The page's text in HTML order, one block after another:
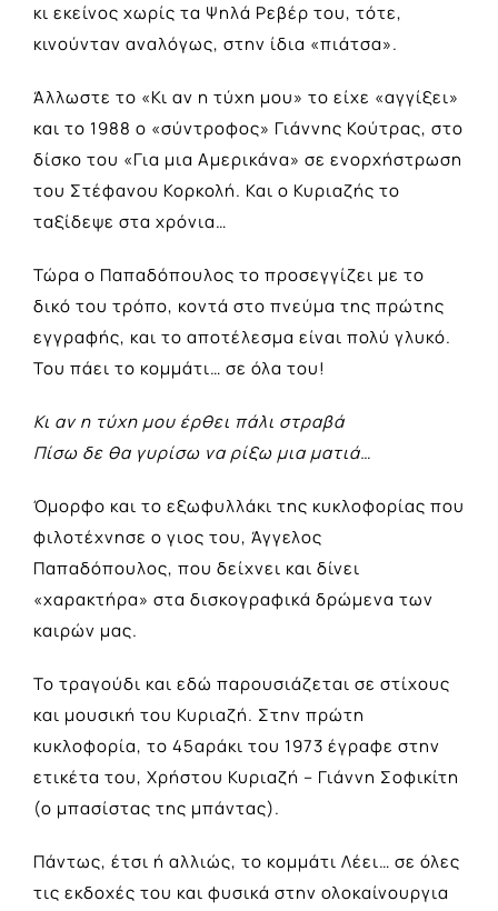
κι εκείνος χωρίς τα Ψηλά Ρεβέρ του, τότε,
κινούνταν αναλόγως, στην ίδια «πιάτσα».
Άλλωστε το «Κι αν η τύχη μου» το είχε «αγγίξει»
και το 1988 ο «σύντροφος» Γιάννης Κούτρας, στο
δίσκο του «Για μια Αμερικάνα» σε ενορχήστρωση
του Στέφανου Κορκολή. Και ο Κυριαζής το
ταξίδεψε στα χρόνια…
Τώρα ο Παπαδόπουλος το προσεγγίζει με το
δικό του τρόπο, κοντά στο πνεύμα της πρώτης
εγγραφής, και το αποτέλεσμα είναι πολύ γλυκό.
Του πάει το κομμάτι… σε όλα του!
Κι αν η τύχη μου έρθει πάλι στραβά
Πίσω δε θα γυρίσω να ρίξω μια ματιά…
Όμορφο και το εξωφυλλάκι της κυκλοφορίας που
φιλοτέχνησε ο γιος του, Άγγελος
Παπαδόπουλος, που δείχνει και δίνει
«χαρακτήρα» στα δισκογραφικά δρώμενα των
καιρών μας.
Το τραγούδι και εδώ παρουσιάζεται σε στίχους
και μουσική του Κυριαζή. Στην πρώτη
κυκλοφορία, το 45αράκι του 1973 έγραφε στην
ετικέτα του, Χρήστου Κυριαζή – Γιάννη Σοφικίτη
(ο μπασίστας της μπάντας).
Πάντως, έτσι ή αλλιώς, το κομμάτι Λέει… σε όλες
τις εκδοχές του και φυσικά στην ολοκαίνουργια